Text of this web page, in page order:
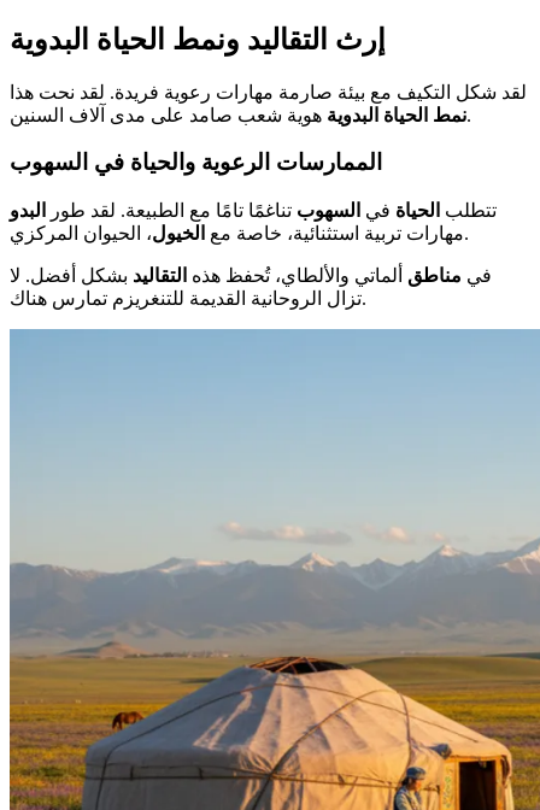
إرث التقاليد ونمط الحياة البدوية
لقد شكل التكيف مع بيئة صارمة مهارات رعوية فريدة. لقد نحت هذا
نمط الحياة البدوية هوية شعب صامد على مدى آلاف السنين.
الممارسات الرعوية والحياة في السهوب
تتطلب الحياة في السهوب تناغمًا تامًا مع الطبيعة. لقد طور
البدو
مهارات تربية استثنائية، خاصة مع الخيول ، الحيوان المركزي.
في مناطق ألماتي والألطاي، تُحفظ هذه التقاليد بشكل أفضل. لا
تزال الروحانية القديمة للتنغريزم تمارس هناك.